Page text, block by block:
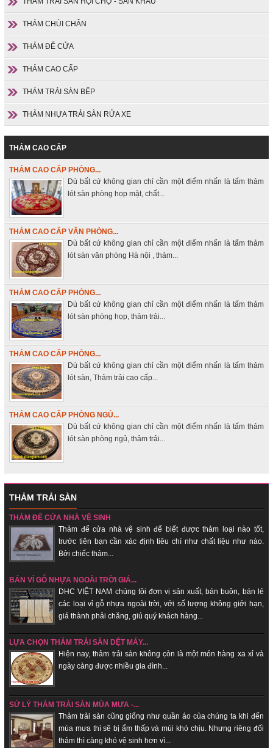
THẢM CHÙI CHÂN
THẢM ĐỂ CỬA
THẢM CAO CẤP
THẢM TRẢI SÀN BẾP
THẢM NHỰA TRẢI SÀN RỬA XE
THẢM CAO CẤP
THẢM CAO CẤP PHÒNG...
Dù bất cứ không gian chỉ cần một điểm nhấn là tấm thảm
lót sàn phòng họp mặt, chất...
THẢM CAO CẤP VĂN PHÒNG...
Dù bất cứ không gian chỉ cần một điểm nhấn là tấm thảm
lót sàn văn phòng Hà nội , thảm...
THẢM CAO CẤP PHÒNG...
Dù bất cứ không gian chỉ cần một điểm nhấn là tấm thảm
lót sàn phòng họp, thảm trải...
THẢM CAO CẤP PHÒNG...
Dù bất cứ không gian chỉ cần một điểm nhấn là tấm thảm
lót sàn, Thảm trải cao cấp...
THẢM CAO CẤP PHÒNG NGỦ...
Dù bất cứ không gian chỉ cần một điểm nhấn là tấm thảm
lót sàn phòng ngủ, thảm trải...
THẢM TRẢI SÀN
THẢM ĐỂ CỬA NHÀ VỆ SINH
Thảm để cửa nhà vệ sinh để biết được thảm loại nào tốt,
trước tiên bạn cần xác định tiêu chí như chất liệu như nào.
Bởi chiếc thảm...
BÁN VỈ GỖ NHỰA NGOÀI TRỜI GIÁ...
DHC VIỆT NAM chúng tôi đơn vị sản xuất, bán buôn, bán lẻ
các loại vỉ gỗ nhựa ngoài trời, với số lượng không giới hạn,
giá thành phải chăng, giú quý khách hàng...
LỰA CHỌN THẢM TRẢI SÀN DỆT MÁY...
Hiện nay, thảm trải sàn không c̣òn là một món hàng xa xỉ và
ngày càng được nhiều gia đình...
SỬ LÝ THẢM TRẢI SÀN MÙA MƯA -...
Thảm trải sàn cũng giống như quần áo của chúng ta khi đến
mùa mưa thì sẽ bị ẩm thấp và mùi khó chịu. Nhưng riêng đối
thảm thì càng khó vệ sinh hơn vì...